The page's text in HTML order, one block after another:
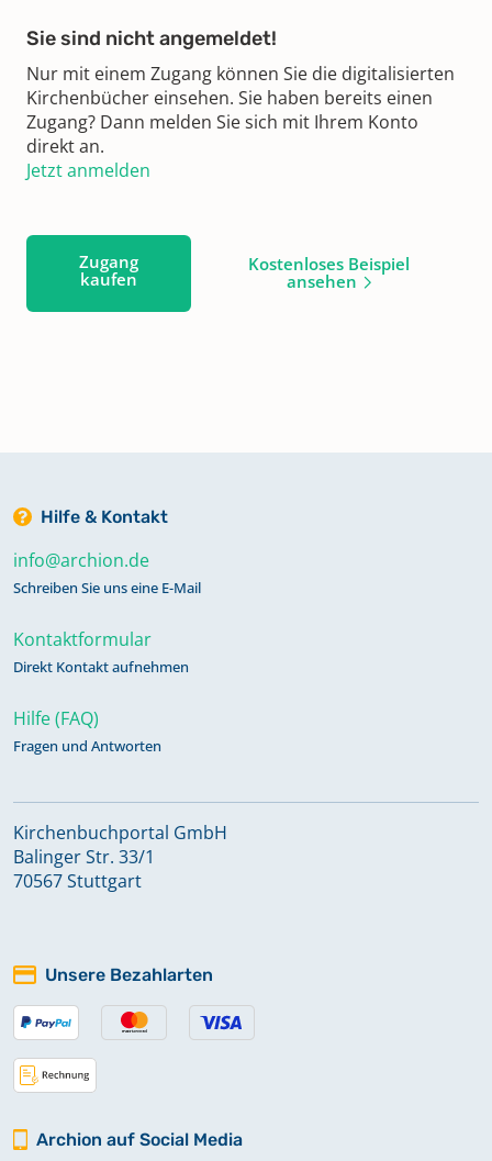
Sie sind nicht angemeldet!
Nur mit einem Zugang können Sie die digitalisierten
Kirchenbücher einsehen. Sie haben bereits einen
Zugang? Dann melden Sie sich mit Ihrem Konto
direkt an.
Jetzt anmelden
Zugang
kaufen
Kostenloses Beispiel
ansehen
Hilfe & Kontakt
info@archion.de
Schreiben Sie uns eine E-Mail
Kontaktformular
Direkt Kontakt aufnehmen
Hilfe (FAQ)
Fragen und Antworten
Kirchenbuchportal GmbH
Balinger Str. 33/1
70567 Stuttgart
Unsere Bezahlarten
Archion auf Social Media